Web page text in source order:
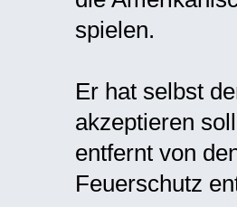
spielen.
Er hat selbst
akzeptieren
entfernt von
Feuerschutz